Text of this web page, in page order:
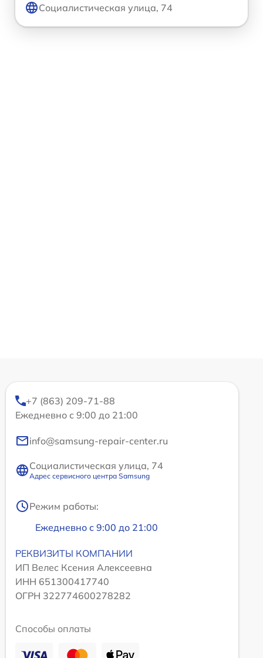
Социалистическая улица, 74
+7 (863) 209-71-88
Ежедневно с 9:00 до 21:00
info@samsung-repair-center.ru
Социалистическая улица, 74
Адрес сервисного центра Samsung
Режим работы:
Ежедневно с 9:00 до 21:00
РЕКВИЗИТЫ КОМПАНИИ
ИП Велес Ксения Алексеевна
ИНН 651300417740
ОГРН 322774600278282
Способы оплаты